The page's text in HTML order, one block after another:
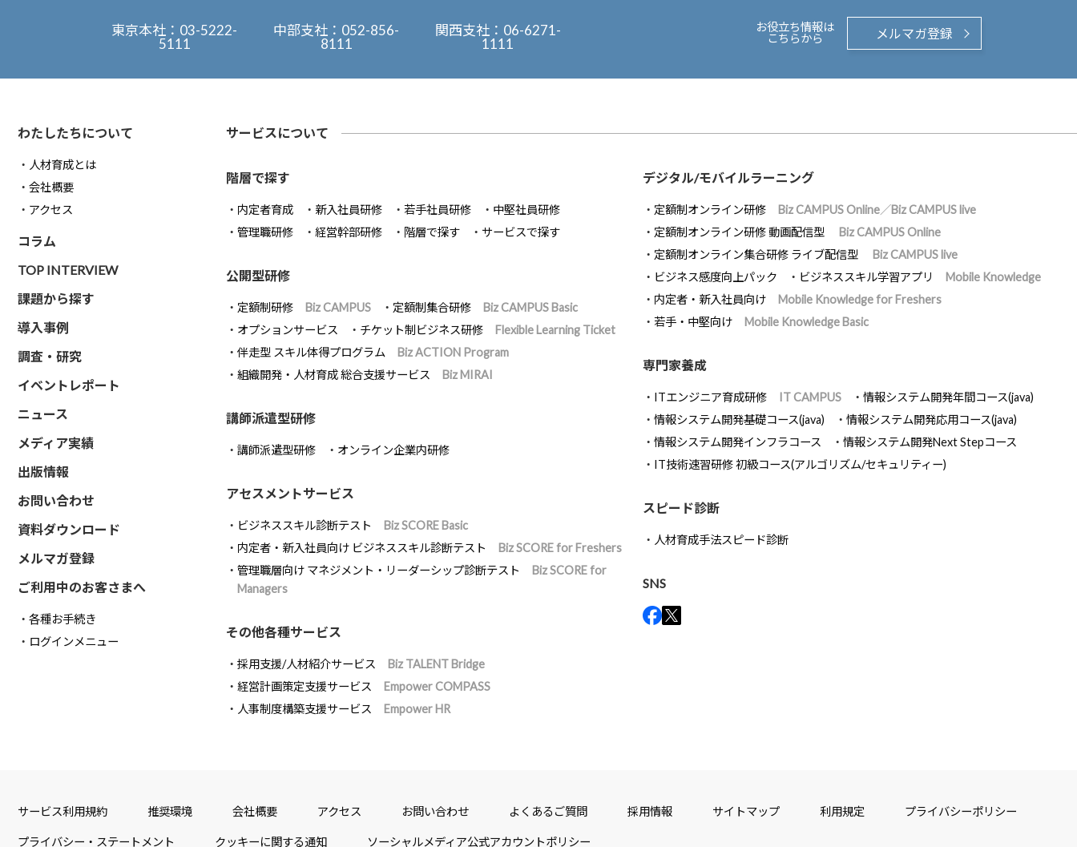
東京本社： 03-5222-
5111
中部支社： 052-856-
8111
関西支社： 06-6271-
1111
お役立ち情報は
こちらから
メルマガ登録
わたしたちについて
人材育成とは
会社概要
アクセス
コラム
TOP INTERVIEW
課題から探す
導入事例
調査・研究
イベントレポート
ニュース
メディア実績
出版情報
お問い合わせ
資料ダウンロード
メルマガ登録
ご利用中のお客さまへ
各種お手続き
ログインメニュー
サービスについて
階層で探す
内定者育成 新入社員研修 若手社員研修
中堅社員研修
管理職研修
経営幹部研修 階層で探す サービスで探す
公開型研修
定額制研修 Biz CAMPUS 定額制集合研修
Biz CAMPUS Basic
オプションサービス
チケット制ビジネス研修
Flexible Learning Ticket
伴走型 スキル体得プログラム
Biz ACTION Program
組織開発・人材育成 総合支援サービス
Biz MIRAI
講師派遣型研修
講師派遣型研修 オンライン企業内研修
アセスメントサービス
ビジネススキル診断テスト
Biz SCORE Basic
内定者・新入社員向け ビジネススキル診断テスト
Biz SCORE for Freshers
管理職層向け マネジメント・リーダーシップ診断テスト
Biz SCORE for
Managers
その他各種サービス
採用支援/人材紹介サービス
Biz TALENT Bridge
経営計画策定支援サービス
Empower COMPASS
人事制度構築支援サービス
Empower HR
デジタル/モバイルラーニング
定額制オンライン研修
Biz CAMPUS Online／Biz CAMPUS live
定額制オンライン研修 動画配信型
Biz CAMPUS Online
定額制オンライン集合研修 ライブ配信型
Biz CAMPUS live
ビジネス感度向上パック
ビジネススキル学習アプリ
Mobile Knowledge
内定者・新入社員向け
Mobile Knowledge for Freshers
若手・中堅向け
Mobile Knowledge Basic
専門家養成
ITエンジニア育成研修 IT CAMPUS
情報システム開発年間コース(java)
情報システム開発基礎コース(java)
情報システム開発応用コース(java)
情報システム開発インフラコース
情報システム開発Next Stepコース
IT技術速習研修 初級コース(アルゴリズム/セキュリティー)
スピード診断
人材育成手法スピード診断
SNS
サービス利用規約 推奨環境 会社概要 アクセス お問い合わせ よくあるご質問 採用情報 サイトマップ 利用規定 プライバシーポリシー
プライバシー・ステートメント クッキーに関する通知 ソーシャルメディア公式アカウントポリシー